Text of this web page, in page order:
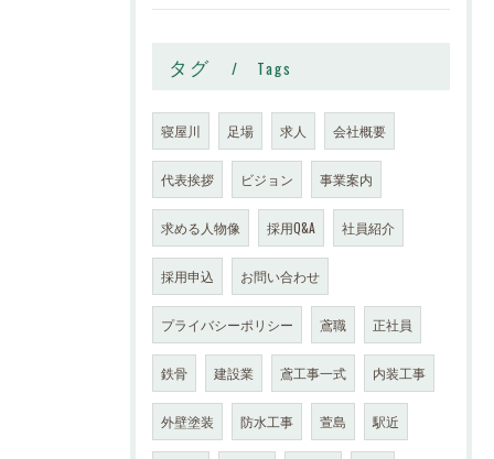
タグ Tags
寝屋川 足場 求人 会社概要
代表挨拶 ビジョン 事業案内
求める人物像 採用Q&A 社員紹介
採用申込 お問い合わせ
プライバシーポリシー 鳶職 正社員
鉄骨 建設業 鳶工事一式 内装工事
外壁塗装 防水工事 萱島 駅近